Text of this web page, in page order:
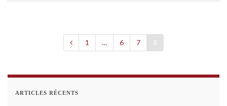
1 … 6 7 8
ARTICLES RÉCENTS